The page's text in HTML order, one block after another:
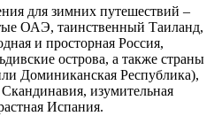
для зимних путешествий –
ОАЭ, таинственный Таиланд,
и просторная Россия,
острова, а также страны
Доминиканская Республика),
изумительная
Испания.